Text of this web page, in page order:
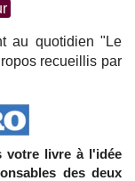
au quotidien "Le
recueillis par
votre livre à l'idée
des deux